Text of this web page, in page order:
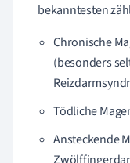
bekanntesten
Chronische
(besonders
Tödliche
Ansteckende